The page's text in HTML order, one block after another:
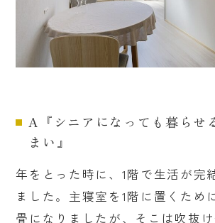
A『シニアになっても暮らせ
まい』
年をとった時に、1階で生活が完
ました。主寝室を1階に置くため
畳になりましたが、そこは吹抜